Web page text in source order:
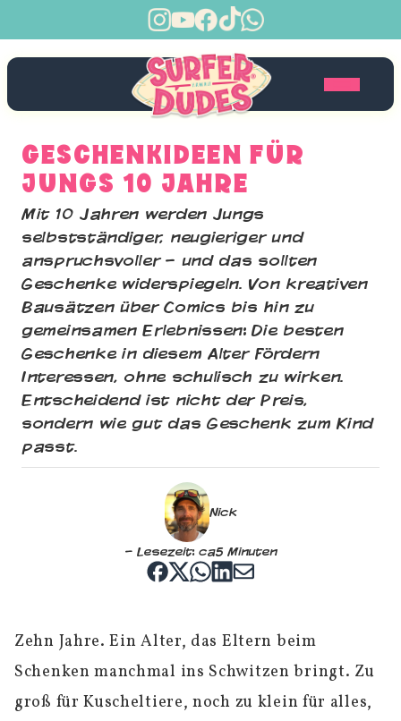
GESCHENKIDEEN FÜR
JUNGS 10 JAHRE
Mit 10 Jahren werden Jungs
selbstständiger, neugieriger und
anspruchsvoller – und das sollten
Geschenke widerspiegeln. Von kreativen
Bausätzen über Comics bis hin zu
gemeinsamen Erlebnissen: Die besten
Geschenke in diesem Alter fördern
Interessen, ohne schulisch zu wirken.
Entscheidend ist nicht der Preis,
sondern wie gut das Geschenk zum Kind
passt.
Nick
– Lesezeit: ca5 Minuten
Zehn Jahre. Ein Alter, das Eltern beim
Schenken manchmal ins Schwitzen bringt. Zu
groß für Kuscheltiere, noch zu klein für alles,